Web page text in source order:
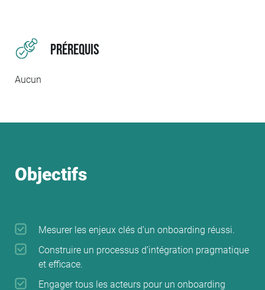
repères pratiques pour sécuriser l’accueil des nouveaux
collaborateurs, renforcer leur engagement et réduire le
temps nécessaire pour qu’ils deviennent pleinement
opérationnels.
Prérequis
Aucun
Objectifs
Mesurer les enjeux clés d’un onboarding réussi.
Construire un processus d’intégration pragmatique
et efficace.
Engager tous les acteurs pour un onboarding